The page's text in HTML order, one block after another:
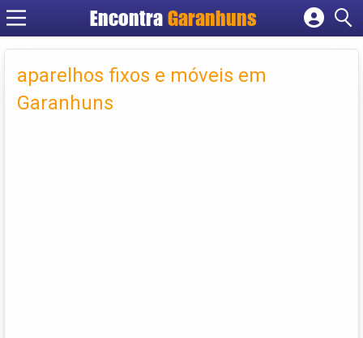
EncontraGaranhuns
Cadastrar empresa
Criar conta
aparelhos fixos e móveis em
Garanhuns